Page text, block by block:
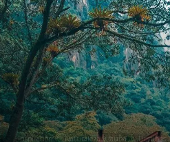
Inspiración Naturaleza y fauna Destinos